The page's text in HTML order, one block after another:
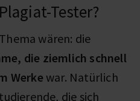
Tester?
wären: die
die ziemlich schnell
Werke war. Natürlich
die sich